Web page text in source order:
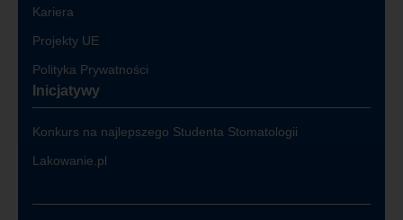
Kariera
Projekty UE
Polityka Prywatności
Inicjatywy
Konkurs na najlepszego Studenta Stomatologii
Lakowanie.pl